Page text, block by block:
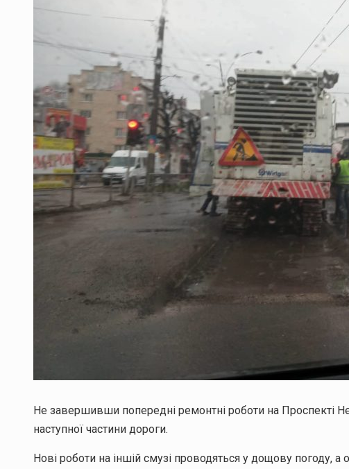
Не завершивши попередні ремонтні роботи на Проспекті
наступної частини дороги.
Нові роботи на іншій смузі проводяться у дощову погоду,